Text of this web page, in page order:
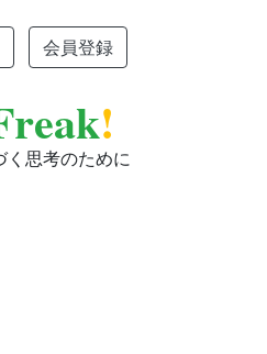
会員登録
!
く思考のために